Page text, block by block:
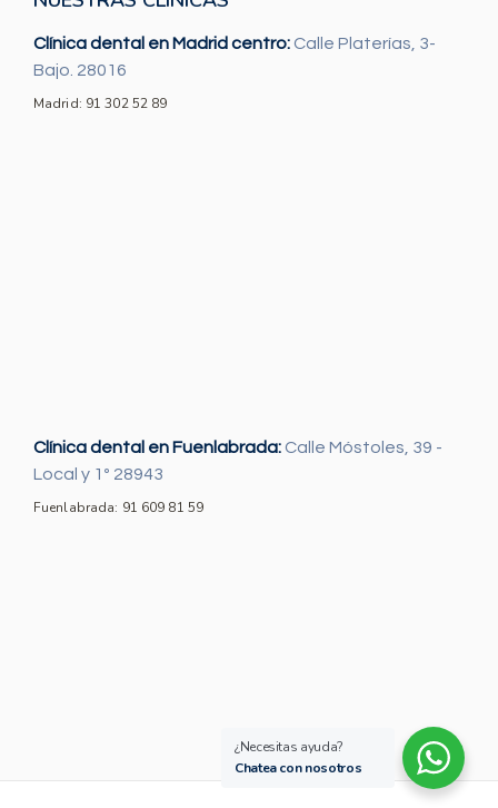
Clínica dental en Madrid centro: Calle Platerías, 3-
Bajo. 28016
Madrid: 91 302 52 89
Clínica dental en Fuenlabrada: Calle Móstoles, 39 -
Local y 1º 28943
Fuenlabrada: 91 609 81 59
¿Necesitas ayuda?
Chatea con nosotros